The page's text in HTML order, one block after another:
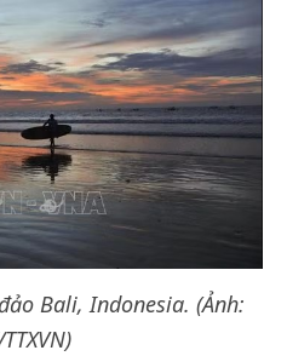
Bali, Indonesia. (Ảnh: